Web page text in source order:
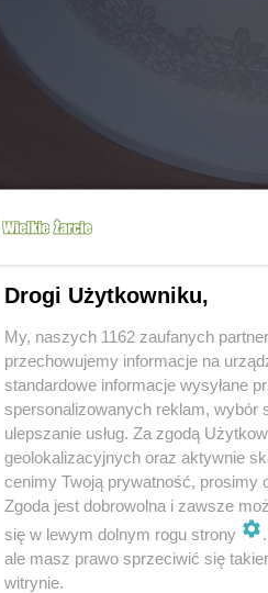
Drogi Użytkowniku,
My, naszych 1162 zaufanych
przechowujemy informacje na
standardowe informacje wysyłane
spersonalizowanych reklam, wybór
ulepszanie usług. Za zgodą
geolokalizacyjnych oraz aktywnie
cenimy Twoją prywatność, prosimy
Zgoda jest dobrowolna i zawsze
się w lewym dolnym rogu strony
ale masz prawo sprzeciwić się
witrynie.